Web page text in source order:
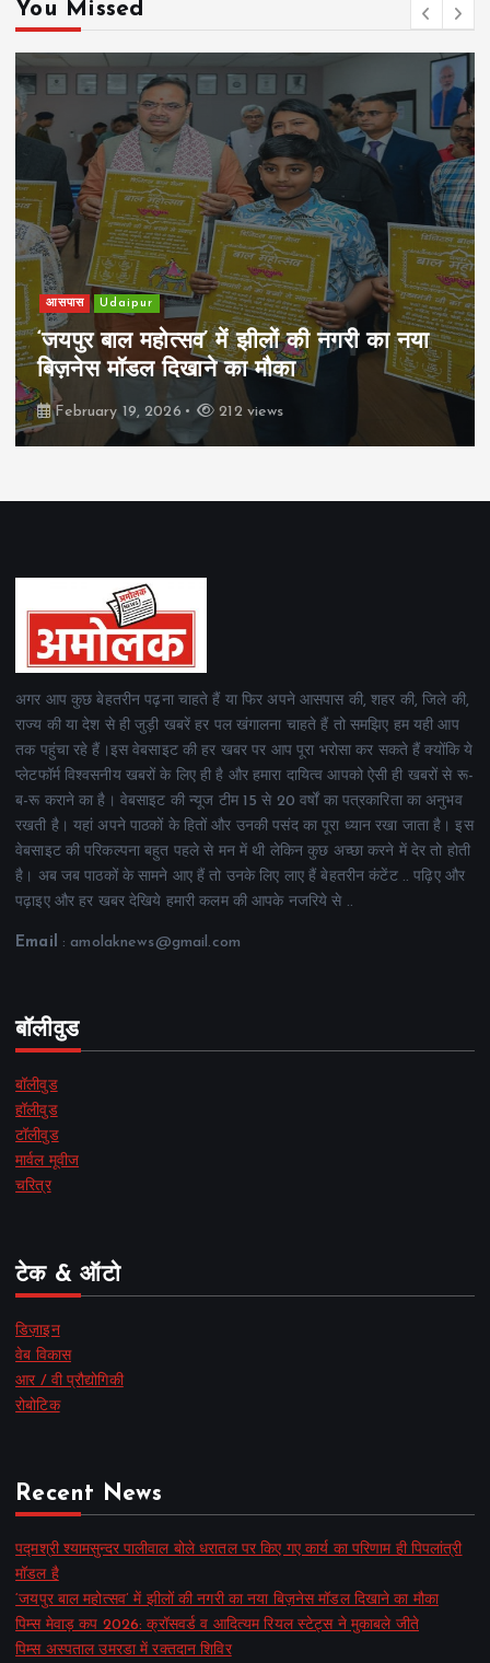
You Missed
आसपास Udaipur
‘जयपुर बाल महोत्सव’ में झीलों की नगरी का नया
बिज़नेस मॉडल दिखाने का मौका
February 19, 2026 212 views
अगर आप कुछ बेहतरीन पढ़ना चाहते हैं या फिर अपने आसपास की, शहर की, जिले की,
राज्य की या देश से ही जुड़ी खबरें हर पल खंगालना चाहते हैं तो समझिए हम यही आप
तक पहुंचा रहे हैं।इस वेबसाइट की हर खबर पर आप पूरा भरोसा कर सकते हैं क्योंकि ये
प्लेटफॉर्म विश्वसनीय खबरों के लिए ही है और हमारा दायित्व आपको ऐसी ही खबरों से रू-
ब-रू कराने का है। वेबसाइट की न्यूज टीम 15 से 20 वर्षों का पत्रकारिता का अनुभव
रखती है। यहां अपने पाठकों के हितों और उनकी पसंद का पूरा ध्यान रखा जाता है। इस
वेबसाइट की परिकल्पना बहुत पहले से मन में थी लेकिन कुछ अच्छा करने में देर तो होती
है। अब जब पाठकों के सामने आए हैं तो उनके लिए लाए हैं बेहतरीन कंटेंट .. पढ़िए और
पढ़ाइए और हर खबर देखिये हमारी कलम की आपके नजरिये से ..
Email : amolaknews@gmail.com
बॉलीवुड
बॉलीवुड
हॉलीवुड
टॉलीवुड
मार्वल मूवीज
चरित्र
टेक & ऑटो
डिज़ाइन
वेब विकास
आर / वी प्रौद्योगिकी
रोबोटिक
Recent News
पद्मश्री श्यामसुन्दर पालीवाल बोले धरातल पर किए गए कार्य का परिणाम ही पिपलांत्री
मॉडल है
‘जयपुर बाल महोत्सव’ में झीलों की नगरी का नया बिज़नेस मॉडल दिखाने का मौका
पिम्स मेवाड़ कप 2026: क्रॉसवर्ड व आदित्यम रियल स्टेट्स ने मुकाबले जीते
पिम्स अस्पताल उमरडा में रक्तदान शिविर